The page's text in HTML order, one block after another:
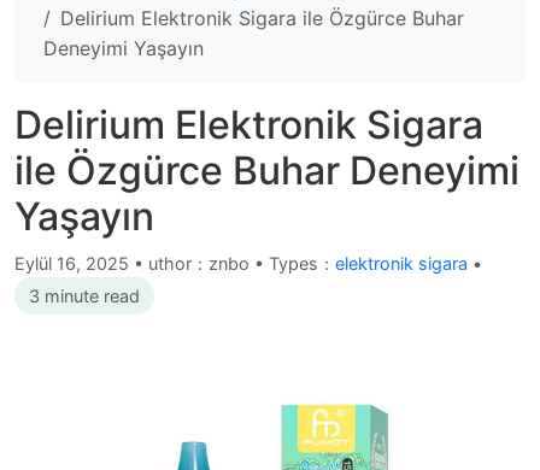
Delirium Elektronik Sigara ile Özgürce Buhar
Deneyimi Yaşayın
Delirium Elektronik Sigara
ile Özgürce Buhar Deneyimi
Yaşayın
Eylül 16, 2025 • uthor：znbo • Types： elektronik sigara •
3 minute read